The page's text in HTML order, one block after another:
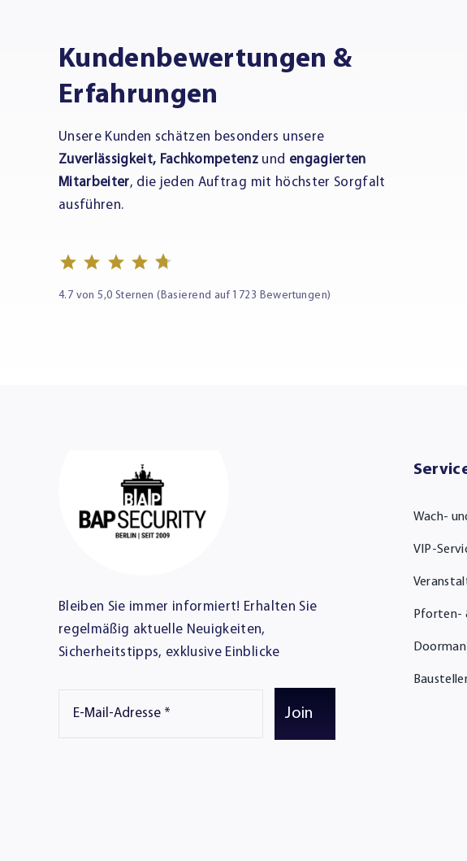
Kundenbewertungen &
Erfahrungen
Unsere Kunden schätzen besonders unsere
Zuverlässigkeit, Fachkompetenz und engagierten
Mitarbeiter, die jeden Auftrag mit höchster Sorgfalt
ausführen.
4.7 von 5,0 Sternen (Basierend auf 1723 Bewertungen)
Bleiben Sie immer informiert! Erhalten Sie
regelmäßig aktuelle Neuigkeiten,
Sicherheitstipps, exklusive Einblicke
Join
Wach-
VIP-
Pforten-